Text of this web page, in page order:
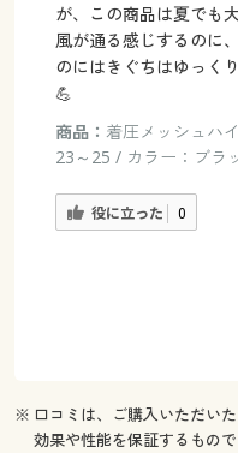
が、この商品は夏でも
風が通る感じするのに
のにはきぐちはゆっく
💪
商品： 着圧メッシュハ
23～25 / カラー：ブラ
役に立った 0
※ 口コミは、ご購入いただい
効果や性能を保証するもので